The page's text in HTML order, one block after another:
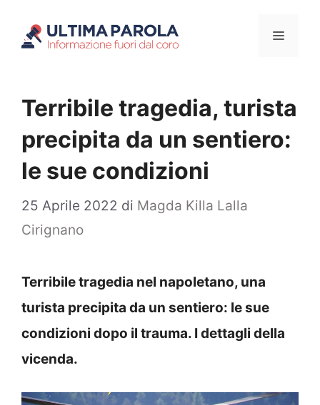
Menu
Terribile tragedia, turista
precipita da un sentiero:
le sue condizioni
25 Aprile 2022 di Magda Killa Lalla
Cirignano
Terribile tragedia nel napoletano, una
turista precipita da un sentiero: le sue
condizioni dopo il trauma. I dettagli della
vicenda.